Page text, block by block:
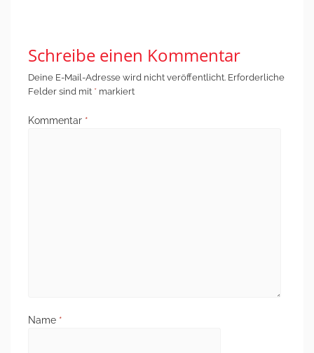
Schreibe einen Kommentar
Deine E-Mail-Adresse wird nicht veröffentlicht. Erforderliche
Felder sind mit * markiert
Kommentar *
Name *